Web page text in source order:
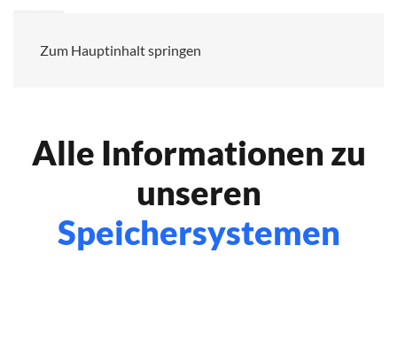
Zum Hauptinhalt springen
Alle Informationen zu
unseren
Speichersystemen